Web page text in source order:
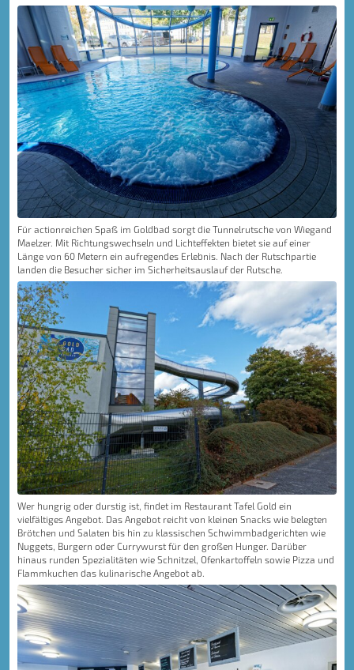
Für actionreichen Spaß im Goldbad sorgt die Tunnelrutsche von Wiegand
Maelzer. Mit Richtungswechseln und Lichteffekten bietet sie auf einer
Länge von 60 Metern ein aufregendes Erlebnis. Nach der Rutschpartie
landen die Besucher sicher im Sicherheitsauslauf der Rutsche.
Wer hungrig oder durstig ist, findet im Restaurant Tafel Gold ein
vielfältiges Angebot. Das Angebot reicht von kleinen Snacks wie belegten
Brötchen und Salaten bis hin zu klassischen Schwimmbadgerichten wie
Nuggets, Burgern oder Currywurst für den großen Hunger. Darüber
hinaus runden Spezialitäten wie Schnitzel, Ofenkartoffeln sowie Pizza und
Flammkuchen das kulinarische Angebot ab.